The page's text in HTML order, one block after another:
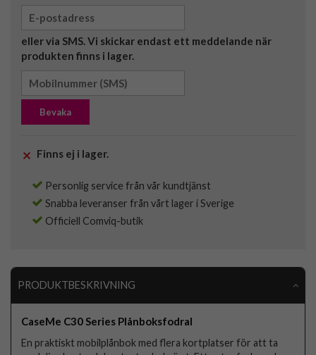
eller via SMS. Vi skickar endast ett meddelande när
produkten finns i lager.
Bevaka
Finns ej i lager.
Personlig service från vår kundtjänst
Snabba leveranser från vårt lager i Sverige
Officiell Comviq-butik
PRODUKTBESKRIVNING
CaseMe C30 Series Plånboksfodral
En praktiskt mobilplånbok med flera kortplatser för att ta